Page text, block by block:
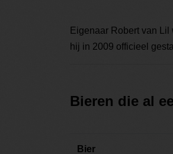
Eigenaar Robert van
hij in 2009 officieel
Bieren die al
Bier